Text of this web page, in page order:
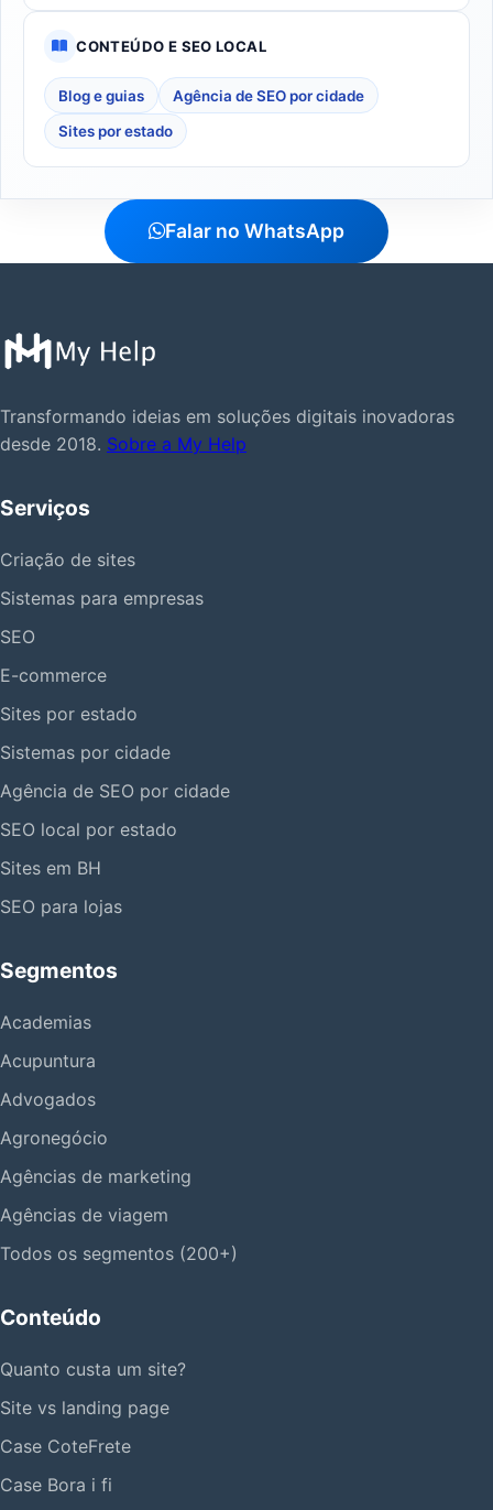
CONTEÚDO E SEO LOCAL
Blog e guias Agência de SEO por cidade
Sites por estado
Falar no WhatsApp
Transformando ideias em soluções digitais inovadoras
desde 2018. Sobre a My Help
Serviços
Criação de sites
Sistemas para empresas
SEO
E-commerce
Sites por estado
Sistemas por cidade
Agência de SEO por cidade
SEO local por estado
Sites em BH
SEO para lojas
Segmentos
Academias
Acupuntura
Advogados
Agronegócio
Agências de marketing
Agências de viagem
Todos os segmentos (200+)
Conteúdo
Quanto custa um site?
Site vs landing page
Case CoteFrete
Case Bora i fi